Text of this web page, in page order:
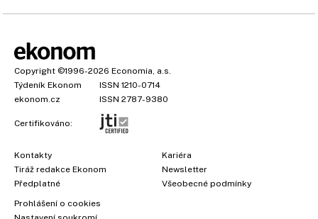
Copyright ©1996-2026 Economia, a.s.
Týdeník Ekonom
ISSN 1210-0714
ekonom.cz
ISSN 2787-9380
Certifikováno:
Kontakty
Tiráž redakce Ekonom
Předplatné
Kariéra
Newsletter
Všeobecné podmínky
Prohlášení o cookies